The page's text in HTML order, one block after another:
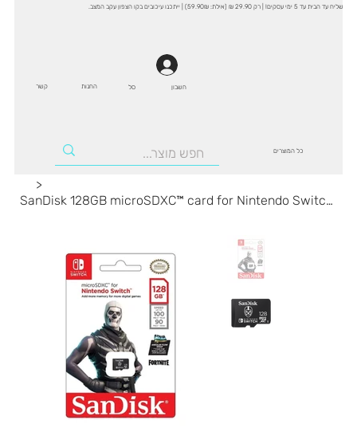
שליח עד הבית עד 5 ימי עסקים! | רק 29.90 ₪ (אילת: 59.90₪) | ייתכנו עיכובים בקו הצפון עקב המצב.
חשבון סל קשר החנות
כל המוצרים
>
SanDisk 128GB microSDXC™ card for Nintendo Switch™, Fortnite® Edition